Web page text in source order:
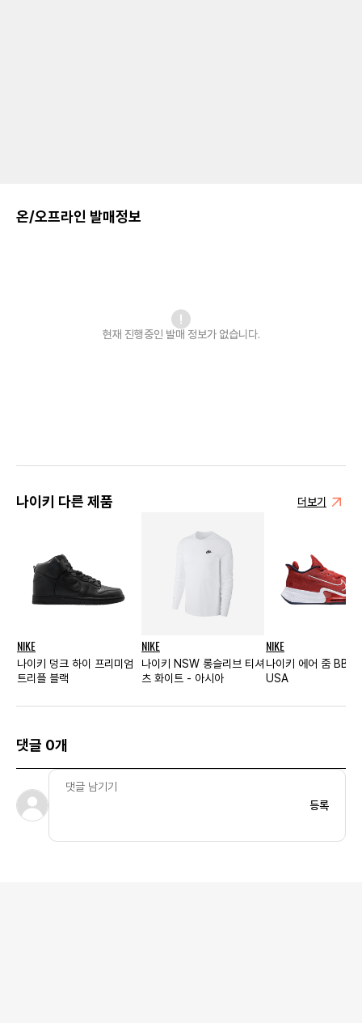
온/오프라인 발매정보
현재 진행중인 발매 정보가 없습니다.
나이키 다른 제품 더보기
NIKE
나이키 덩크 하이 프리미엄
트리플 블랙
NIKE
나이키 NSW 롱슬리브 티셔
츠 화이트 - 아시아
NIKE
나이키 에어 줌 BB
USA
댓글 0개
등록